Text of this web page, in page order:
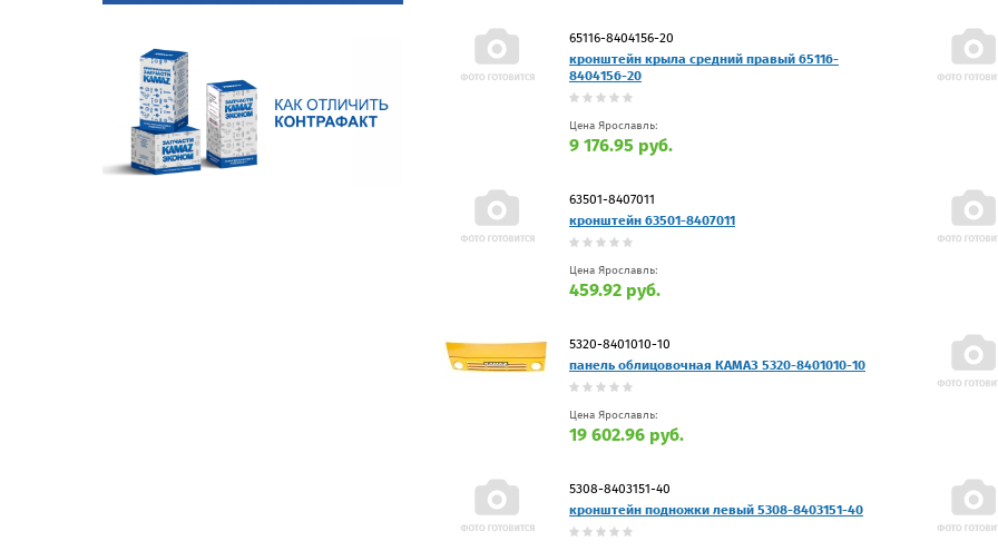
65116-8404156-20
кронштейн крыла средний правый 65116-
8404156-20
Цена Ярославль:
9 176.95 руб.
63501-8407011
кронштейн 63501-8407011
Цена Ярославль:
459.92 руб.
5320-8401010-10
панель облицовочная КАМАЗ 5320-8401010-10
Цена Ярославль:
19 602.96 руб.
5308-8403151-40
кронштейн подножки левый 5308-8403151-40